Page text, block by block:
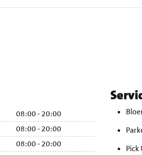
08:00 - 20:00
08:00 - 20:00
08:00 - 20:00
Maandag
Dinsdag
WoensdagPick